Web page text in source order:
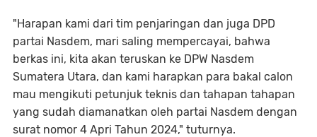
"Harapan kami dari tim penjaringan dan juga DPD
partai Nasdem, mari saling mempercayai, bahwa
berkas ini, kita akan teruskan ke DPW Nasdem
Sumatera Utara, dan kami harapkan para bakal calon
mau mengikuti petunjuk teknis dan tahapan tahapan
yang sudah diamanatkan oleh partai Nasdem dengan
surat nomor 4 Apri Tahun 2024," tuturnya.